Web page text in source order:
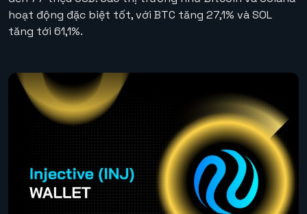
hoạt động đặc biệt tốt, với BTC tăng 27,1% và SOL
tăng tới 61,1%.